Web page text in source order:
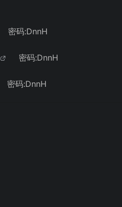
密码:DnnH
密码:DnnH
密码:DnnH